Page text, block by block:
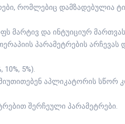
რომლებიც დამზადებულია
მარტივ და ინტუიციურ
პარამეტრების არჩევას
5%).
აპლიკატორის სწორ
შერჩეული პარამეტრები.